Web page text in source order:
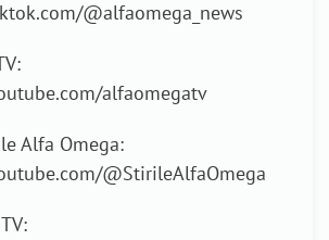
@alfaomega_news
alfaomegatv
Alfa Omega:
@StirileAlfaOmega